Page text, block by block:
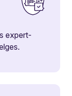
expert-